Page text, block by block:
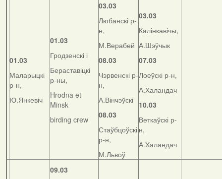
01.03
Маларыцкі
р-н,
Ю.Янкевіч
01.03
Гродзенскі і
Бераставіцкі
р-ны,
Hrodna et
Minsk
birding crew
03.03
Любанскі р-
н,
М.Верабей
08.03
Чэрвенскі р-
н,
А.Вінчэўскі
08.03
Стаўбцоўскі
р-н,
М.Львоў
03.03
Калінкавічы,
А.Шэўчык
07.03
Лоеўскі р-н,
А.Халандач
10.03
Веткаўскі р-
н,
А.Халандач
09.03